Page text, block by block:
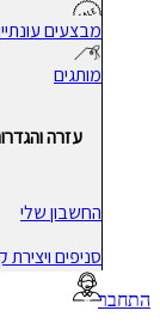
מבצעים עונתיים
מותגים
עזרה והגדרות
החשבון שלי
סניפים ויצירת קשר